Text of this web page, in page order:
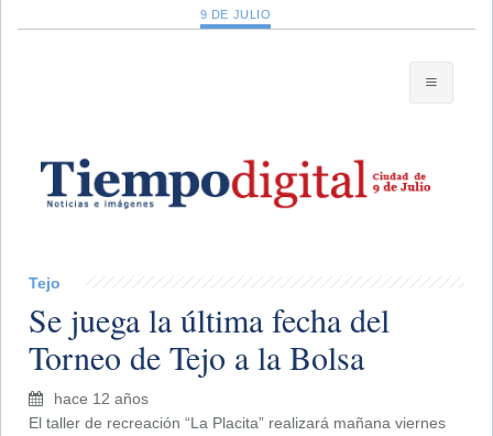
9 DE JULIO
Tejo
Se juega la última fecha del
Torneo de Tejo a la Bolsa
hace 12 años
El taller de recreación “La Placita” realizará mañana viernes